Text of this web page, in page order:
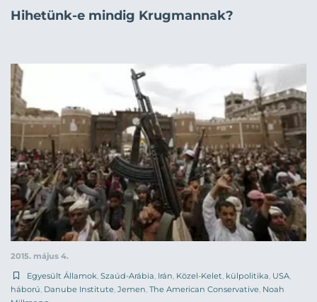
Hihetünk-e mindig Krugmannak?
2015. május 4.
Egyesült Államok, Szaúd-Arábia, Irán, Közel-Kelet, külpolitika, USA,
háború, Danube Institute, Jemen, The American Conservative, Noah